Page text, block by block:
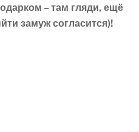
– там гляди, ещё
замуж согласится)!